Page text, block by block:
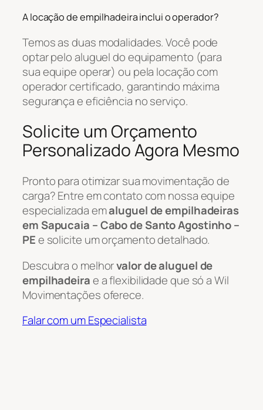
A locação de empilhadeira inclui o operador?
Temos as duas modalidades. Você pode
optar pelo aluguel do equipamento (para
sua equipe operar) ou pela locação com
operador certificado, garantindo máxima
segurança e eficiência no serviço.
Solicite um Orçamento
Personalizado Agora Mesmo
Pronto para otimizar sua movimentação de
carga? Entre em contato com nossa equipe
especializada emaluguel de empilhadeiras
em Sapucaia – Cabo de Santo Agostinho –
PEe solicite um orçamento detalhado.
Descubra o melhorvalor de aluguel de
empilhadeirae a flexibilidade que só a Wil
Movimentações oferece.
Falar com um Especialista